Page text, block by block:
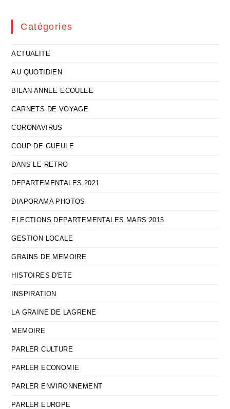
Catégories
ACTUALITE
AU QUOTIDIEN
BILAN ANNEE ECOULEE
CARNETS DE VOYAGE
CORONAVIRUS
COUP DE GUEULE
DANS LE RETRO
DEPARTEMENTALES 2021
DIAPORAMA PHOTOS
ELECTIONS DEPARTEMENTALES MARS 2015
GESTION LOCALE
GRAINS DE MEMOIRE
HISTOIRES D'ETE
INSPIRATION
LA GRAINE DE LAGRENE
MEMOIRE
PARLER CULTURE
PARLER ECONOMIE
PARLER ENVIRONNEMENT
PARLER EUROPE